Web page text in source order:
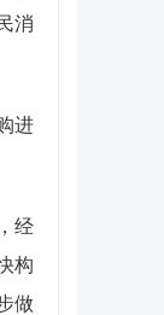
消
进
经
构
做